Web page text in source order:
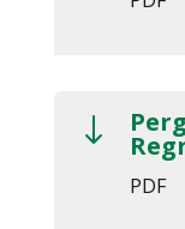
"
PDF